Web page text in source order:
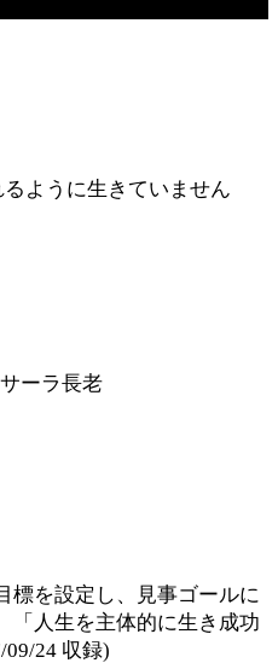
ように生きていません
ーラ長老
標を設定し、見事ゴールに
「人生を主体的に生き成功
24 収録)